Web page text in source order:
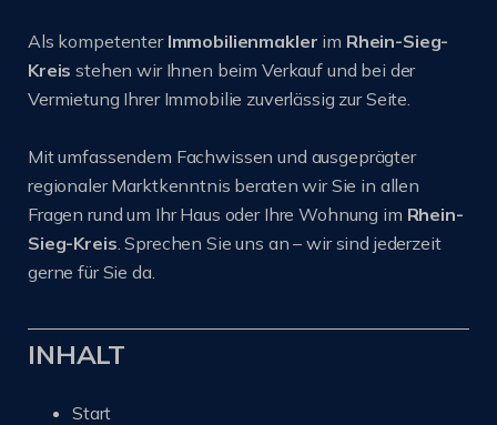
Als kompetenter Immobilienmakler im Rhein-Sieg-
Kreisstehen wir Ihnen beim Verkauf und bei der
Vermietung Ihrer Immobilie zuverlässig zur Seite.
Mit umfassendem Fachwissen und ausgeprägter
regionaler Marktkenntnis beraten wir Sie in allen
Fragen rund um Ihr Haus oder Ihre Wohnung im Rhein-
Sieg-Kreis. Sprechen Sie uns an – wir sind jederzeit
gerne für Sie da.
INHALT
Start